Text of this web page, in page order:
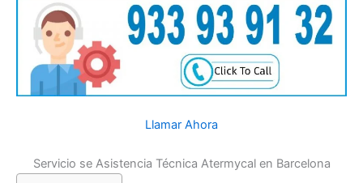
Llamar Ahora
Servicio se Asistencia Técnica Atermycal en Barcelona